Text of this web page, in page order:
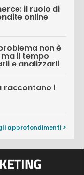
il ruolo di
online
non è
il tempo
e analizzarli
raccontano i
approfondimenti >